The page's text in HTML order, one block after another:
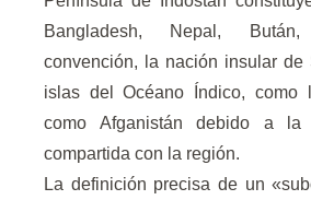
Bangladesh, Nepal,
convención, la nación insular de
islas del Océano Índico, como
como Afganistán debido a la
compartida con la región.
La definición precisa de un